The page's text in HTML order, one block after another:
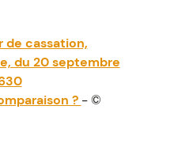
de cassation,
du 20 septembre
? - ©